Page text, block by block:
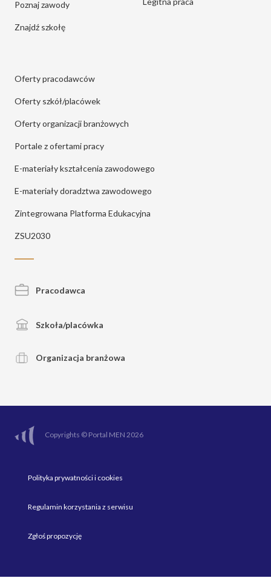
Poznaj zawody
Znajdź szkołę
Oferty pracodawców
Oferty szkół/placówek
Oferty organizacji branżowych
Portale z ofertami pracy
E-materiały kształcenia zawodowego
E-materiały doradztwa zawodowego
Zintegrowana Platforma Edukacyjna
ZSU2030
Pracodawca
Szkoła/placówka
Organizacja branżowa
Copyrights © Portal MEN 2026
Polityka prywatności i cookies
Regulamin korzystania z serwisu
Zgłoś propozycję